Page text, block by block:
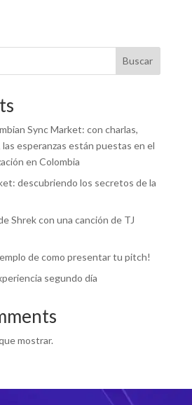
Buscar
Sync Market: con charlas,
esperanzas están puestas en el
en Colombia
descubriendo los secretos de la
Shrek con una canción de TJ
de como presentar tu pitch!
segundo día
mostrar.